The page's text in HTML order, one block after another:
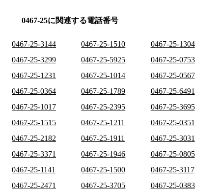
0467-25に関連する電話番号
0467-25-3144 0467-25-1510
0467-25-1304
0467-25-3299
0467-25-5925
0467-25-0753
0467-25-1231
0467-25-1014
0467-25-0567
0467-25-0364
0467-25-1789
0467-25-6491
0467-25-1017
0467-25-2395
0467-25-3695
0467-25-1515
0467-25-1211
0467-25-0351
0467-25-2182
0467-25-1911
0467-25-3031
0467-25-3371
0467-25-1946
0467-25-0805
0467-25-1141
0467-25-1500
0467-25-3117
0467-25-2471
0467-25-3705
0467-25-0383